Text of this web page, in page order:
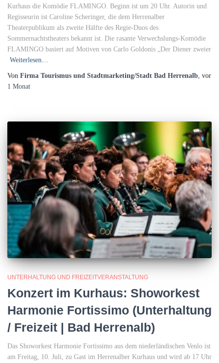
Kurhaus die Komödie FLAMINGO. Beginn ist um 20 Uhr. Autorin und
Regisseurin ist Caroline Scheringer, die dem Herrenalber
Theaterpublikum als zweite Hälfte des Regie-Duos des
Sommernachtstheaters bekannt ist. Die rasante Verwechslungs-Komödie
FLAMINGO basiert auf Motiven von Carlo Goldonis „Der Diener zweier
Weiterlesen…
Von Firma Tourismus und Stadtmarketing/Stadt Bad Herrenalb, vor
1 Monat
UNTERHALTUNG UND FREIZEITVERANSTALTUNG
Konzert im Kurhaus: Showorkest
Harmonie Fortissimo (Unterhaltung
/ Freizeit | Bad Herrenalb)
Das Showorkest Harmonie Fortissimo aus dem niederländischen Venlo ist
am Freitag, 10. Juli, zu Gast im Herrenalber Kurhaus und wird ab 17 Uhr